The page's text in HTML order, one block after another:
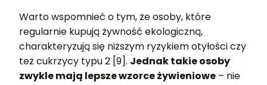
Warto wspomnieć o tym, że osoby, które
regularnie kupują żywność ekologiczną,
charakteryzują się niższym ryzykiem otyłości czy
też cukrzycy typu 2 [9]. Jednak takie osoby
zwykle mają lepsze wzorce żywieniowe – nie